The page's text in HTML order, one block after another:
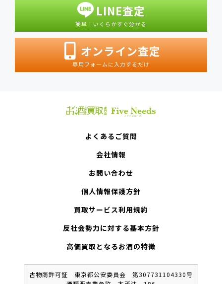
LINE査定
簡単！いくらかすぐ分かる
オンライン査定
専用フォームに入力するだけ
よくあるご質問
会社情報
お問い合わせ
個人情報保護方針
買取サービス利用規約
反社会勢力に対する基本方針
高価買取となるお酒の特徴
古物商許可証 東京都公安委員会 第307731104330号